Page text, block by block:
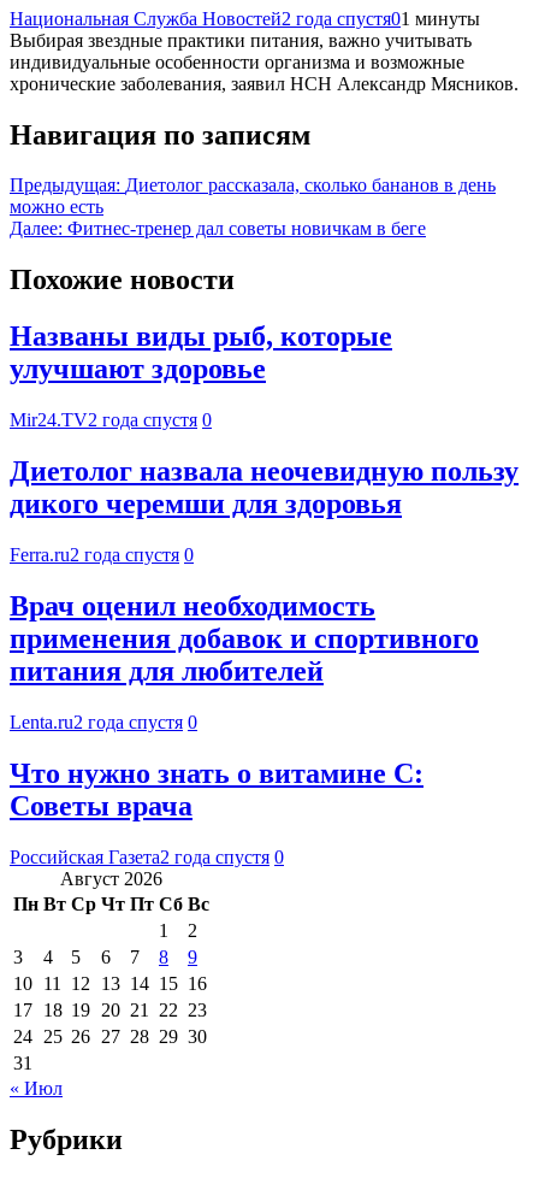
Национальная Служба Новостей2 года спустя01 минуты
Выбирая звездные практики питания, важно учитывать
индивидуальные особенности организма и возможные
хронические заболевания, заявил НСН Александр Мясников.
Навигация по записям
Предыдущая: Диетолог рассказала, сколько бананов в день
можно есть
Далее: Фитнес-тренер дал советы новичкам в беге
Похожие новости
Названы виды рыб, которые
улучшают здоровье
Mir24.TV2 года спустя 0
Диетолог назвала неочевидную пользу
дикого черемши для здоровья
Ferra.ru2 года спустя 0
Врач оценил необходимость
применения добавок и спортивного
питания для любителей
Lenta.ru2 года спустя 0
Что нужно знать о витамине C:
Советы врача
Российская Газета2 года спустя 0
Август 2026
Пн Вт Ср Чт Пт Сб Вс
1
2
3
4 5 6 7 8
9
10 11 12 13 14 15 16
17 18 19 20 21 22 23
24 25 26 27 28 29 30
31
« Июл
Рубрики